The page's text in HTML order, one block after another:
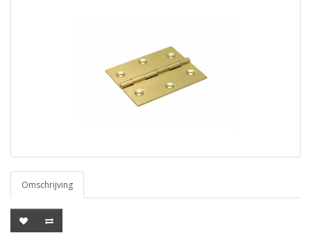
Omschrijving